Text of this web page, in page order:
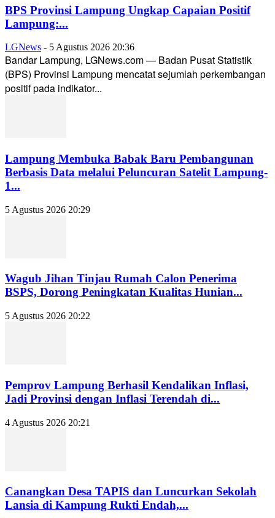
BPS Provinsi Lampung Ungkap Capaian Positif
Lampung:...
LGNews - 5 Agustus 2026 20:36
Bandar Lampung, LGNews.com — Badan Pusat Statistik
(BPS) Provinsi Lampung mencatat sejumlah perkembangan
positif pada indikator...
Lampung Membuka Babak Baru Pembangunan
Berbasis Data melalui Peluncuran Satelit Lampung-
1...
5 Agustus 2026 20:29
Wagub Jihan Tinjau Rumah Calon Penerima
BSPS, Dorong Peningkatan Kualitas Hunian...
5 Agustus 2026 20:22
Pemprov Lampung Berhasil Kendalikan Inflasi,
Jadi Provinsi dengan Inflasi Terendah di...
4 Agustus 2026 20:21
Canangkan Desa TAPIS dan Luncurkan Sekolah
Lansia di Kampung Rukti Endah,...